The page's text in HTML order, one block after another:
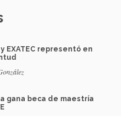
EXATEC representó en
gana beca de maestría